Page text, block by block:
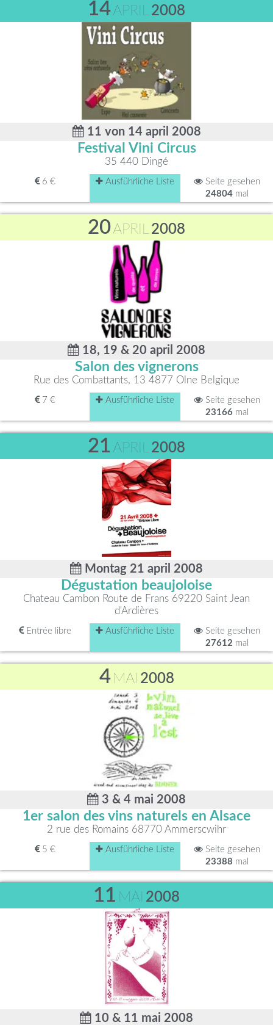
14APRIL 2008
11 von 14 april 2008
Festival Vini Circus
35 440 Dingé
6 € Ausführliche Liste
Seite gesehen
24804mal
20APRIL2008
18, 19 & 20 april 2008
Salon des vignerons
Rue des Combattants, 13 4877 Olne Belgique
7 € Ausführliche Liste
Seite gesehen
23166mal
21 APRIL 2008
Montag 21 april 2008
Dégustation beaujoloise
Chateau Cambon Route de Frans 69220 Saint Jean
d'Ardières
Entrée libre Ausführliche Liste
Seite gesehen
27612 mal
4 MAI 2008
3 & 4 mai 2008
1er salon des vins naturels en Alsace
2 rue des Romains 68770 Ammerscwihr
5 € Ausführliche Liste
Seite gesehen
23388 mal
11 MAI 2008
10 & 11 mai 2008